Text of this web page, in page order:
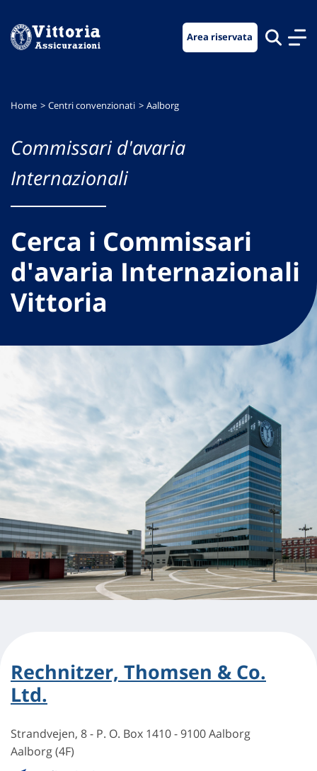
menu
contenuto
footer
Area riservata
Home Centri convenzionati Aalborg
Commissari d'avaria
Internazionali
Cerca i Commissari
d'avaria Internazionali
Vittoria
Rechnitzer, Thomsen & Co.
Ltd.
Strandvejen, 8 - P. O. Box 1410 - 9100 Aalborg
Aalborg (4F)